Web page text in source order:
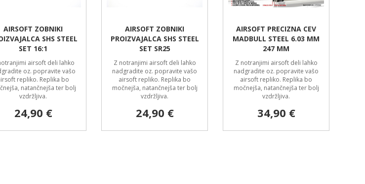
AIRSOFT ZOBNIKI
SHS STEEL
SET 16:1
airsoft deli lahko
oz. popravite vašo
repliko. Replika bo
natančnejša ter bolj
vzdržljiva.
24,90 €
AIRSOFT ZOBNIKI
PROIZVAJALCA SHS STEEL
SET SR25
Z notranjimi airsoft deli lahko
nadgradite oz. popravite vašo
airsoft repliko. Replika bo
močnejša, natančnejša ter bolj
vzdržljiva.
24,90 €
AIRSOFT PRECIZNA CEV
MADBULL STEEL 6.03 MM
247 MM
Z notranjimi airsoft deli lahko
nadgradite oz. popravite vašo
airsoft repliko. Replika bo
močnejša, natančnejša ter bolj
vzdržljiva.
34,90 €